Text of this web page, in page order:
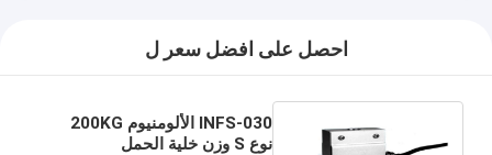
احصل على افضل سعر ل
INFS-030 الألومنيوم 200KG
نوع S وزن خلية الحمل